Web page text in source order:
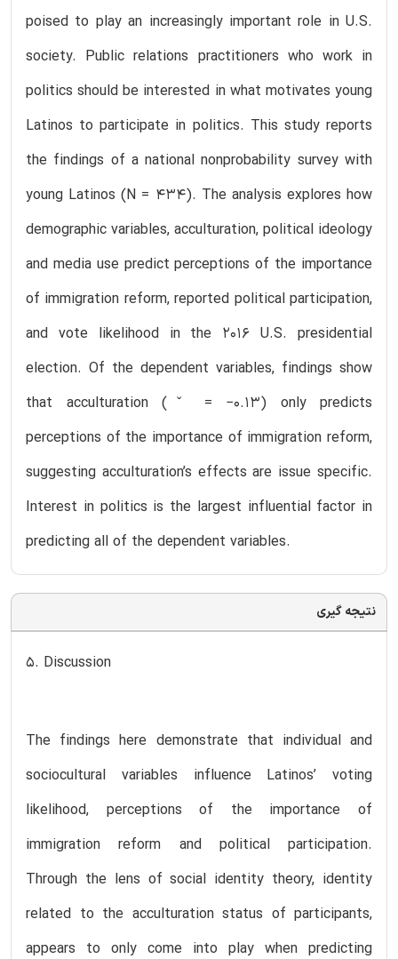
poised to play an increasingly important role in U.S.
society. Public relations practitioners who work in
politics should be interested in what motivates young
Latinos to participate in politics. This study reports
the findings of a national nonprobability survey with
young Latinos (N = 434). The analysis explores how
demographic variables, acculturation, political ideology
and media use predict perceptions of the importance
of immigration reform, reported political participation,
and vote likelihood in the 2016 U.S. presidential
election. Of the dependent variables, findings show
that acculturation (ˇ = −0.13) only predicts
perceptions of the importance of immigration reform,
suggesting acculturation’s effects are issue specific.
Interest in politics is the largest influential factor in
predicting all of the dependent variables.
نتیجه گیری
5. Discussion
The findings here demonstrate that individual and
sociocultural variables influence Latinos’ voting
likelihood, perceptions of the importance of
immigration reform and political participation.
Through the lens of social identity theory, identity
related to the acculturation status of participants,
appears to only come into play when predicting